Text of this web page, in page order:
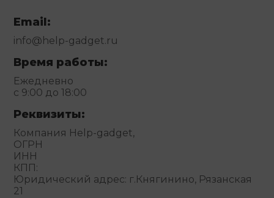
Email:
info@help-gadget.ru
Время работы:
Ежедневно
с 9:00 до 18:00
Реквизиты:
Компания Help-gadget,
ОГРН
ИНН
КПП:
Юридический адрес: г.Княгинино, Рязанская
21